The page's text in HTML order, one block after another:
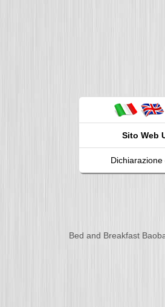
Sito Web
Dichiarazione
Bed and Breakfast